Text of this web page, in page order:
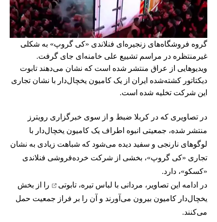
گروه فروشگاه‌های زنجیره‌ای فنلاندی «کی گروپ» به شکلی
غیرمنتظره در مراسم تشییع علی خامنه‌ای جای گرفت.
ویدیوهایی از عراق منتشر شده است که نشان می‌دهند تابوت
دیکتاتور کشته‌شده ایران از یک کامیون یخچال‌دار با نشان تجاری
این شرکت تخلیه شده است.
در تصاویری که در کربلا ضبط و از سوی خبرگزاری رویترز
منتشر شده، جمعیتی انبوه اطراف یک کامیون یخچال‌دار با
لوگوهای نارنجی و سفید دیده می‌شود که شباهت زیادی به نشان
تجاری «کی گروپ»، بخشی از شرکت خرده‌فروشی فنلاندی
«کسکو»، دارد.
در ادامه این تصاویر، مردانی با لباس تیره، تابوتی
را از بخش
یخچال‌دار کامیون بیرون می‌آورند و آن را بر فراز جمعیت حمل
می‌کنند.